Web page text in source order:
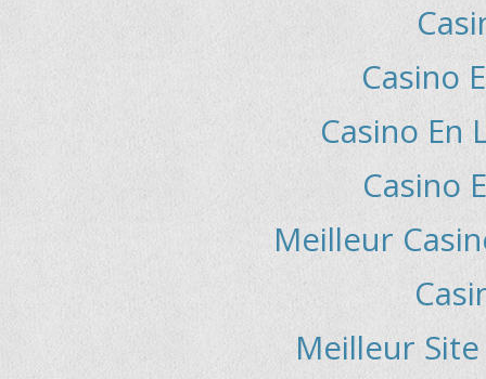
Casino
Casino En
Casino
Meilleur
Meilleur